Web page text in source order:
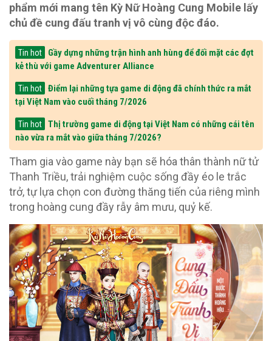
phẩm mới mang tên Kỳ Nữ Hoàng Cung Mobile lấy
chủ đề cung đấu tranh vị vô cùng độc đáo.
Tin hot
Gầy dựng những trận hình anh hùng để đối mặt các đợt
kẻ thù với game Adventurer Alliance
Tin hot
Điểm lại những tựa game di động đã chính thức ra mắt
tại Việt Nam vào cuối tháng 7/2026
Tin hot
Thị trường game di động tại Việt Nam có những cái tên
nào vừa ra mắt vào giữa tháng 7/2026?
Tham gia vào game này bạn sẽ hóa thân thành nữ tử
Thanh Triều, trải nghiệm cuộc sống đầy éo le trắc
trở, tự lựa chọn con đường thăng tiến của riêng mình
trong hoàng cung đầy rẫy âm mưu, quỷ kế.